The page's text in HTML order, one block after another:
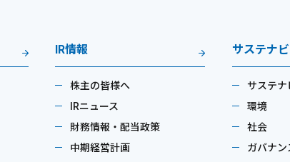
IR情報
株主の皆様へ
IRニュース
財務情報・配当政策
中期経営計画
サステナ
サステナ
環境
社会
ガバナン